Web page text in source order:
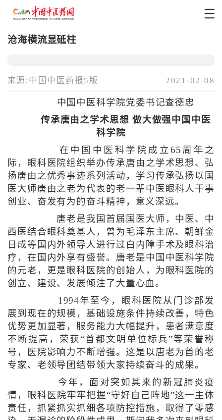
沧海横流显砥柱
来源:中国中医药报5版 2021-02-08
中国中医科学院党委书记查德忠
传承唐由之学术思想 做大做强中国中医
科学院
在中国中医科学院成立65周年之
际，眼科医院组织举办传承唐由之学术思想、弘
扬唐由之优秀事迹系列活动，学习传承弘扬以国
医大师唐由之老为代表的老一辈中医眼科人干事
创业、奋发有为的奋斗精神，意义深远。
唐老是我国首届国医大师，中医、中
西医结合眼科奠基人，曾为毛泽东主席、朝鲜金
日成等国内外领导人进行过白内障手术及眼科治
疗，在国内外享有盛誉。唐老是中国中医科学院
的元老，更是眼科医院的创始人，为眼科医院的
创立、建设、发展倾注了大量心血。
1994年至今，眼科医院从门诊部发
展到现在的规模，基础设施条件持续改善，特色
优势更加显著，服务能力大幅提升，患者满意度
不断提高，荣获“首都文明单位标兵”等荣誉称
号，医院影响力不断增强。这是以唐老为首的老
专家、老领导团结带领大家持续奋斗的成果。
今年，面对突如其来的新冠肺炎疫
情，眼科医院牢牢把握“守好自己阵地”这一主体
责任，抓紧抓实抓细各项防控措施，取得了零感